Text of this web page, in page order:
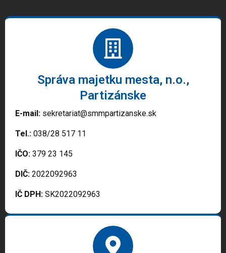
Správa majetku mesta, n.o.,
Partizánske
E-mail: sekretariat@smmpartizanske.sk
Tel.: 038/28 517 11
IČO: 379 23 145
DIČ: 2022092963
IČ DPH: SK2022092963